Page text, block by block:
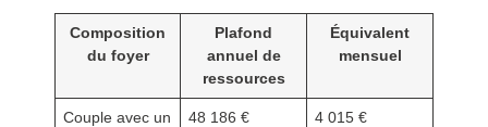
Composition
du foyer
Plafond
annuel de
ressources
Équivalent
mensuel
Couple avec un
48 186 € 4 015 €